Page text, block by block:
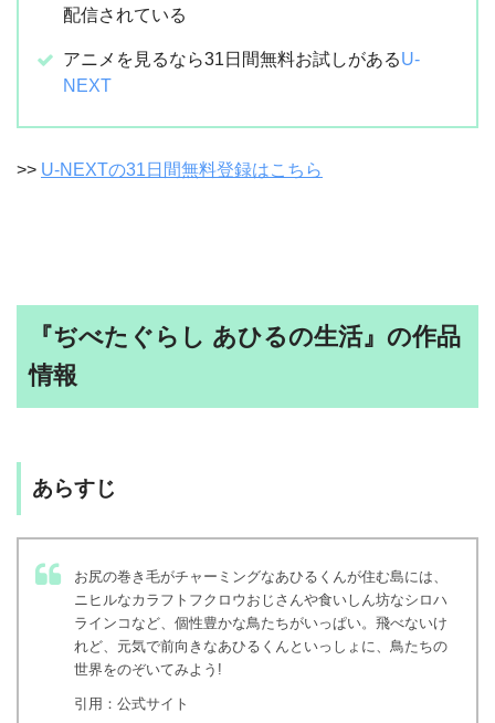
配信されている
アニメを見るなら31日間無料お試しがあるU-
NEXT
>> U-NEXTの31日間無料登録はこちら
『ぢべたぐらし あひるの生活』の作品
情報
あらすじ
お尻の巻き毛がチャーミングなあひるくんが住む島には、
ニヒルなカラフトフクロウおじさんや食いしん坊なシロハ
ラインコなど、個性豊かな鳥たちがいっぱい。飛べないけ
れど、元気で前向きなあひるくんといっしょに、鳥たちの
世界をのぞいてみよう!
引用：公式サイト